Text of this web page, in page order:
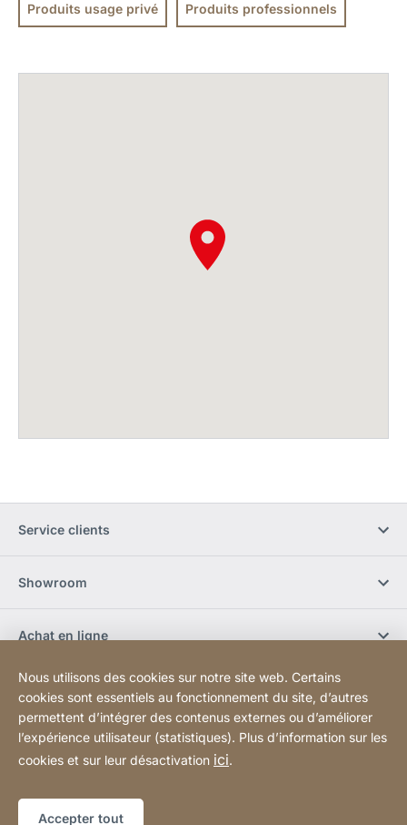
Produits usage privé Produits professionnels
Service clients
Showroom
Achat en ligne
Réseaux sociaux
Site
[Website
Plan du site
Nous utilisons des cookies sur notre site web. Certains
cookies sont essentiels au fonctionnement du site, d’autres
permettent d’intégrer des contenus externes ou d’améliorer
l’expérience utilisateur (statistiques). Plus d’information sur les
cookies et sur leur désactivation ici.
Accepter tout